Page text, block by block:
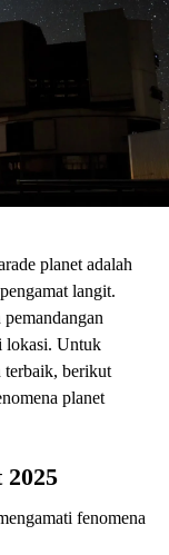
planet adalah
langit.
lokasi. Untuk
terbaik, berikut
planet
2025
fenomena